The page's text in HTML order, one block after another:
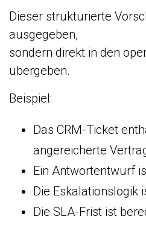
Dieser strukturierte
ausgegeben,
sondern direkt in den
übergeben.
Beispiel:
Das CRM-Ticket
angereicherte
Ein Antwortentwurf
Die Eskalationslogik
Die SLA-Frist ist